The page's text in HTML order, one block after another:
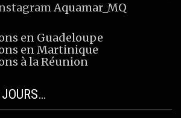
Aquamar_MQ
en Guadeloupe
en Martinique
à la Réunion